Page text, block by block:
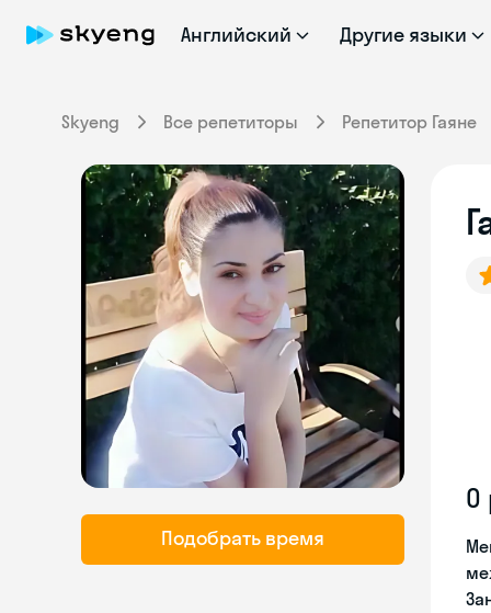
Английский Другие языки
Skyeng Все репетиторы Репетитор Гаяне
Подобрать время
О